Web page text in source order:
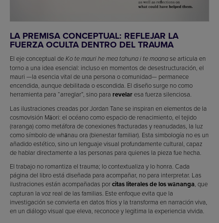
LA PREMISA CONCEPTUAL: REFLEJAR LA
FUERZA OCULTA DENTRO DEL TRAUMA
El eje conceptual deKo te mauri he mea tahuna i te moanase articula en
torno a una idea esencial: incluso en momentos de desestructuración, el
mauri —la esencia vital de una persona o comunidad— permanece
encendida, aunque debilitada o escondida. El diseño surge no como
herramienta para “arreglar”, sino para revelaresa fuerza silenciosa.
Las ilustraciones creadas por Jordan Tane se inspiran en elementos de la
cosmovisión Māori: el océano como espacio de renacimiento, el tejido
(raranga) como metáfora de conexiones fracturadas y reanudadas, la luz
como símbolo de whānau ora (bienestar familiar). Esta simbología no es un
añadido estético, sino un lenguaje visual profundamente cultural, capaz
de hablar directamente a las personas para quienes la pieza fue hecha.
El trabajo no romantiza el trauma; lo contextualiza y lo honra. Cada
página del libro está diseñada para acompañar, no para interpretar. Las
ilustraciones están acompañadas porcitas literales de los wānanga, que
capturan la voz real de las familias. Este enfoque evita que la
investigación se convierta en datos fríos y la transforma en narración viva,
en un diálogo visual que eleva, reconoce y legitima la experiencia vivida.